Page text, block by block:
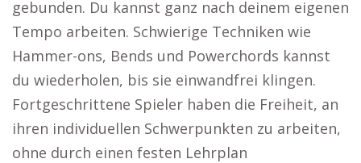
gebunden. Du kannst ganz nach deinem eigenen
Tempo arbeiten. Schwierige Techniken wie
Hammer-ons, Bends und Powerchords kannst
du wiederholen, bis sie einwandfrei klingen.
Fortgeschrittene Spieler haben die Freiheit, an
ihren individuellen Schwerpunkten zu arbeiten,
ohne durch einen festen Lehrplan